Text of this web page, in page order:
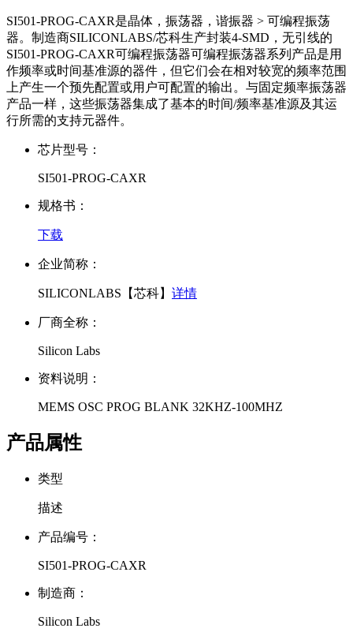
SI501-PROG-CAXR是晶体，振荡器，谐振器 > 可编程振荡
器。制造商SILICONLABS/芯科生产封装4-SMD，无引线的
SI501-PROG-CAXR可编程振荡器可编程振荡器系列产品是用
作频率或时间基准源的器件，但它们会在相对较宽的频率范围
上产生一个预先配置或用户可配置的输出。与固定频率振荡器
产品一样，这些振荡器集成了基本的时间/频率基准源及其运
行所需的支持元器件。
芯片型号：
SI501-PROG-CAXR
规格书：
下载
企业简称：
SILICONLABS【芯科】 详情
厂商全称：
Silicon Labs
资料说明：
MEMS OSC PROG BLANK 32KHZ-100MHZ
产品属性
类型
描述
产品编号：
SI501-PROG-CAXR
制造商：
Silicon Labs